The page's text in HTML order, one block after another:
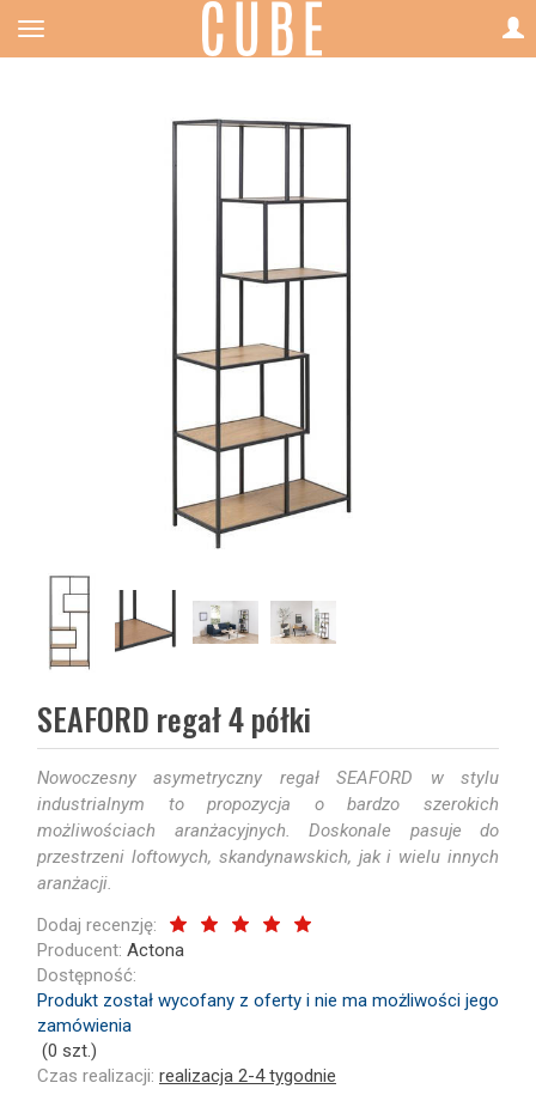
SEAFORD regał 4 półki
Nowoczesny asymetryczny regał SEAFORD w stylu
industrialnym to propozycja o bardzo szerokich
możliwościach aranżacyjnych. Doskonale pasuje do
przestrzeni loftowych, skandynawskich, jak i wielu innych
aranżacji.
Dodaj recenzję:
Producent: Actona
Dostępność:
Produkt został wycofany z oferty i nie ma możliwości jego
zamówienia
(0 szt.)
Czas realizacji: realizacja 2-4 tygodnie